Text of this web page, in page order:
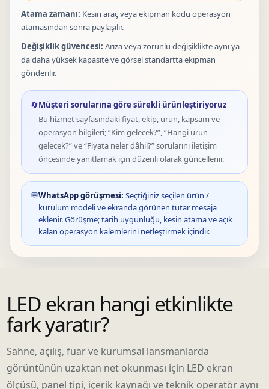
Atama zamanı: Kesin araç veya ekipman kodu operasyon
atamasından sonra paylaşılır.
Değişiklik güvencesi: Arıza veya zorunlu değişiklikte aynı ya
da daha yüksek kapasite ve görsel standartta ekipman
gönderilir.
🔄Müşteri sorularına göre sürekli ürünleştiriyoruz
Bu hizmet sayfasındaki fiyat, ekip, ürün, kapsam ve
operasyon bilgileri; “Kim gelecek?”, “Hangi ürün
gelecek?” ve “Fiyata neler dâhil?” sorularını iletişim
öncesinde yanıtlamak için düzenli olarak güncellenir.
💬WhatsApp görüşmesi: Seçtiğiniz seçilen ürün /
kurulum modeli ve ekranda görünen tutar mesaja
eklenir. Görüşme; tarih uygunluğu, kesin atama ve açık
kalan operasyon kalemlerini netleştirmek içindir.
LED ekran hangi etkinlikte
fark yaratır?
Sahne, açılış, fuar ve kurumsal lansmanlarda
görüntünün uzaktan net okunması için LED ekran
ölçüsü, panel tipi, içerik kaynağı ve teknik operatör aynı